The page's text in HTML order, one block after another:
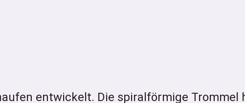
entwickelt. Die spiralförmige Trommel